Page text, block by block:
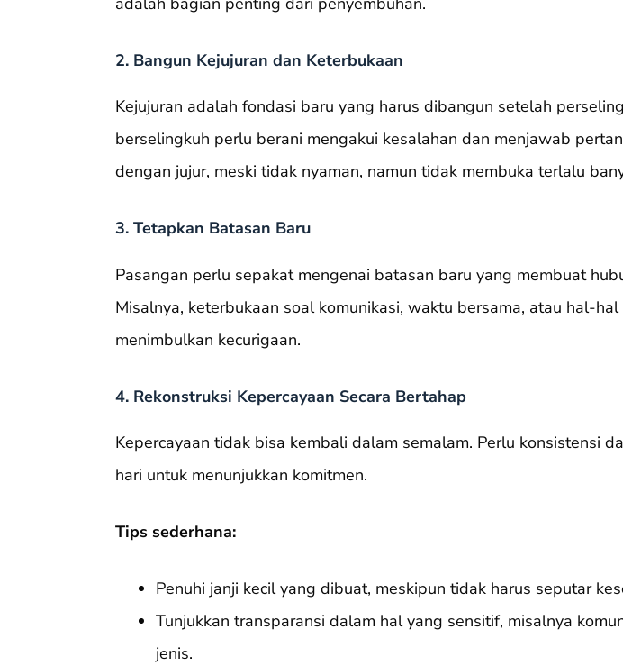
2. Bangun Kejujuran dan Keterbukaan
Kejujuran adalah fondasi baru yang harus dibangun setelah
berselingkuh perlu berani mengakui kesalahan dan menjawab
dengan jujur, meski tidak nyaman, namun tidak membuka terlalu
3. Tetapkan Batasan Baru
Pasangan perlu sepakat mengenai batasan baru yang membuat
Misalnya, keterbukaan soal komunikasi, waktu bersama, atau hal-
menimbulkan kecurigaan.
4. Rekonstruksi Kepercayaan Secara Bertahap
Kepercayaan tidak bisa kembali dalam semalam. Perlu konsistensi
hari untuk menunjukkan komitmen.
Tips sederhana:
Penuhi janji kecil yang dibuat, meskipun tidak harus seputar
Tunjukkan transparansi dalam hal yang sensitif, misalnya
jenis.